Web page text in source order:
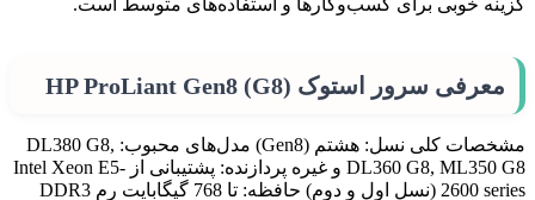
معرفی سرور استوک HP ProLiant Gen8 (G8)
مشخصات کلی نسل: هشتم (Gen8) مدل‌های محبوب: DL380 G8,
DL360 G8, ML350 G8 و غیره پردازنده: پشتیبانی از Intel Xeon E5-
2600 series (نسل اول و دوم) حافظه: تا 768 گیگابایت رم DDR3